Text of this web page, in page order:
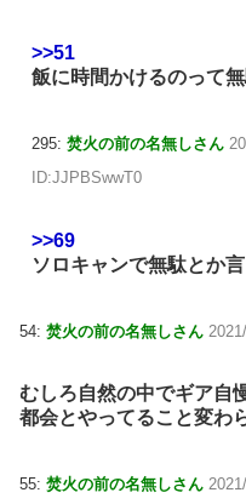
>>51
飯に時間かけるのって
295: 焚火の前の名無しさん
ID:JJPBSwwT0
>>69
ソロキャンで無駄とか
54: 焚火の前の名無しさん
むしろ自然の中でギア自
都会とやってること変わ
55: 焚火の前の名無しさん